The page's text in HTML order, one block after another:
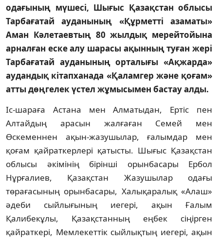
одағының мүшесі, Шығыс Қазақстан облысы
Тарбағатай ауданының «Құрметті азаматы»
Аман Кәлетаевтың 80 жылдық мерейтойына
арналған еске алу шарасы ақынның туған жері
Тарбағатай ауданының орталығы «Ақжарда»
аудандық кітапханада «Қаламгер және қоғам»
атты дөңгелек үстел жұмысымен бастау алды.
Іс-шараға Астана мен Алматыдан, Ертіс пен
Алтайдың арасын жалғаған Семей мен
Өскеменнен ақын-жазушылар, ғалымдар мен
қоғам қайраткерлері қатысты. Шығыс Қазақстан
облысы әкімінің бірінші орынбасары Ербол
Нұрғалиев, Қазақстан Жазушылар одағы
төрағасының орынбасары, Халықаралық «Алаш»
әдеби сыйлығының иегері, ақын Ғалым
Қалибекұлы, Қазақстанның еңбек сіңірген
қайраткері, Мемлекеттік сыйлықтың иегері, ақын